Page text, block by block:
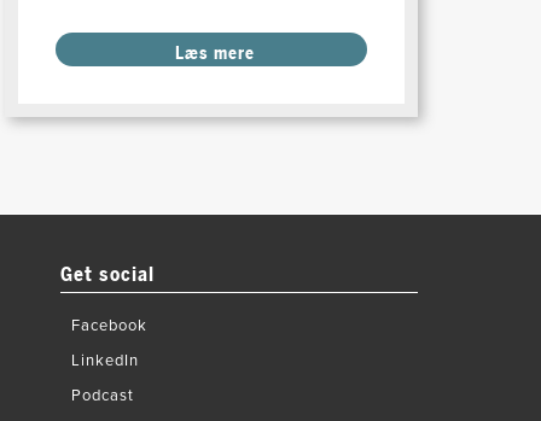
Læs mere
Get social
Facebook
LinkedIn
Podcast